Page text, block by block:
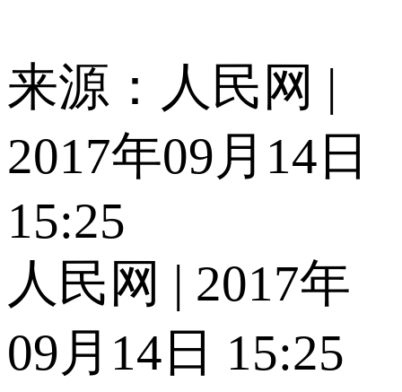
来源：人民网 |
2017年09月14日
15:25
人民网 | 2017年
09月14日 15:25